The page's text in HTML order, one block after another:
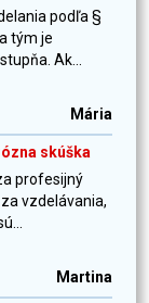
podľa §
tým je
Ak...
Mária
skúška
profesijný
vzdelávania,
Martina